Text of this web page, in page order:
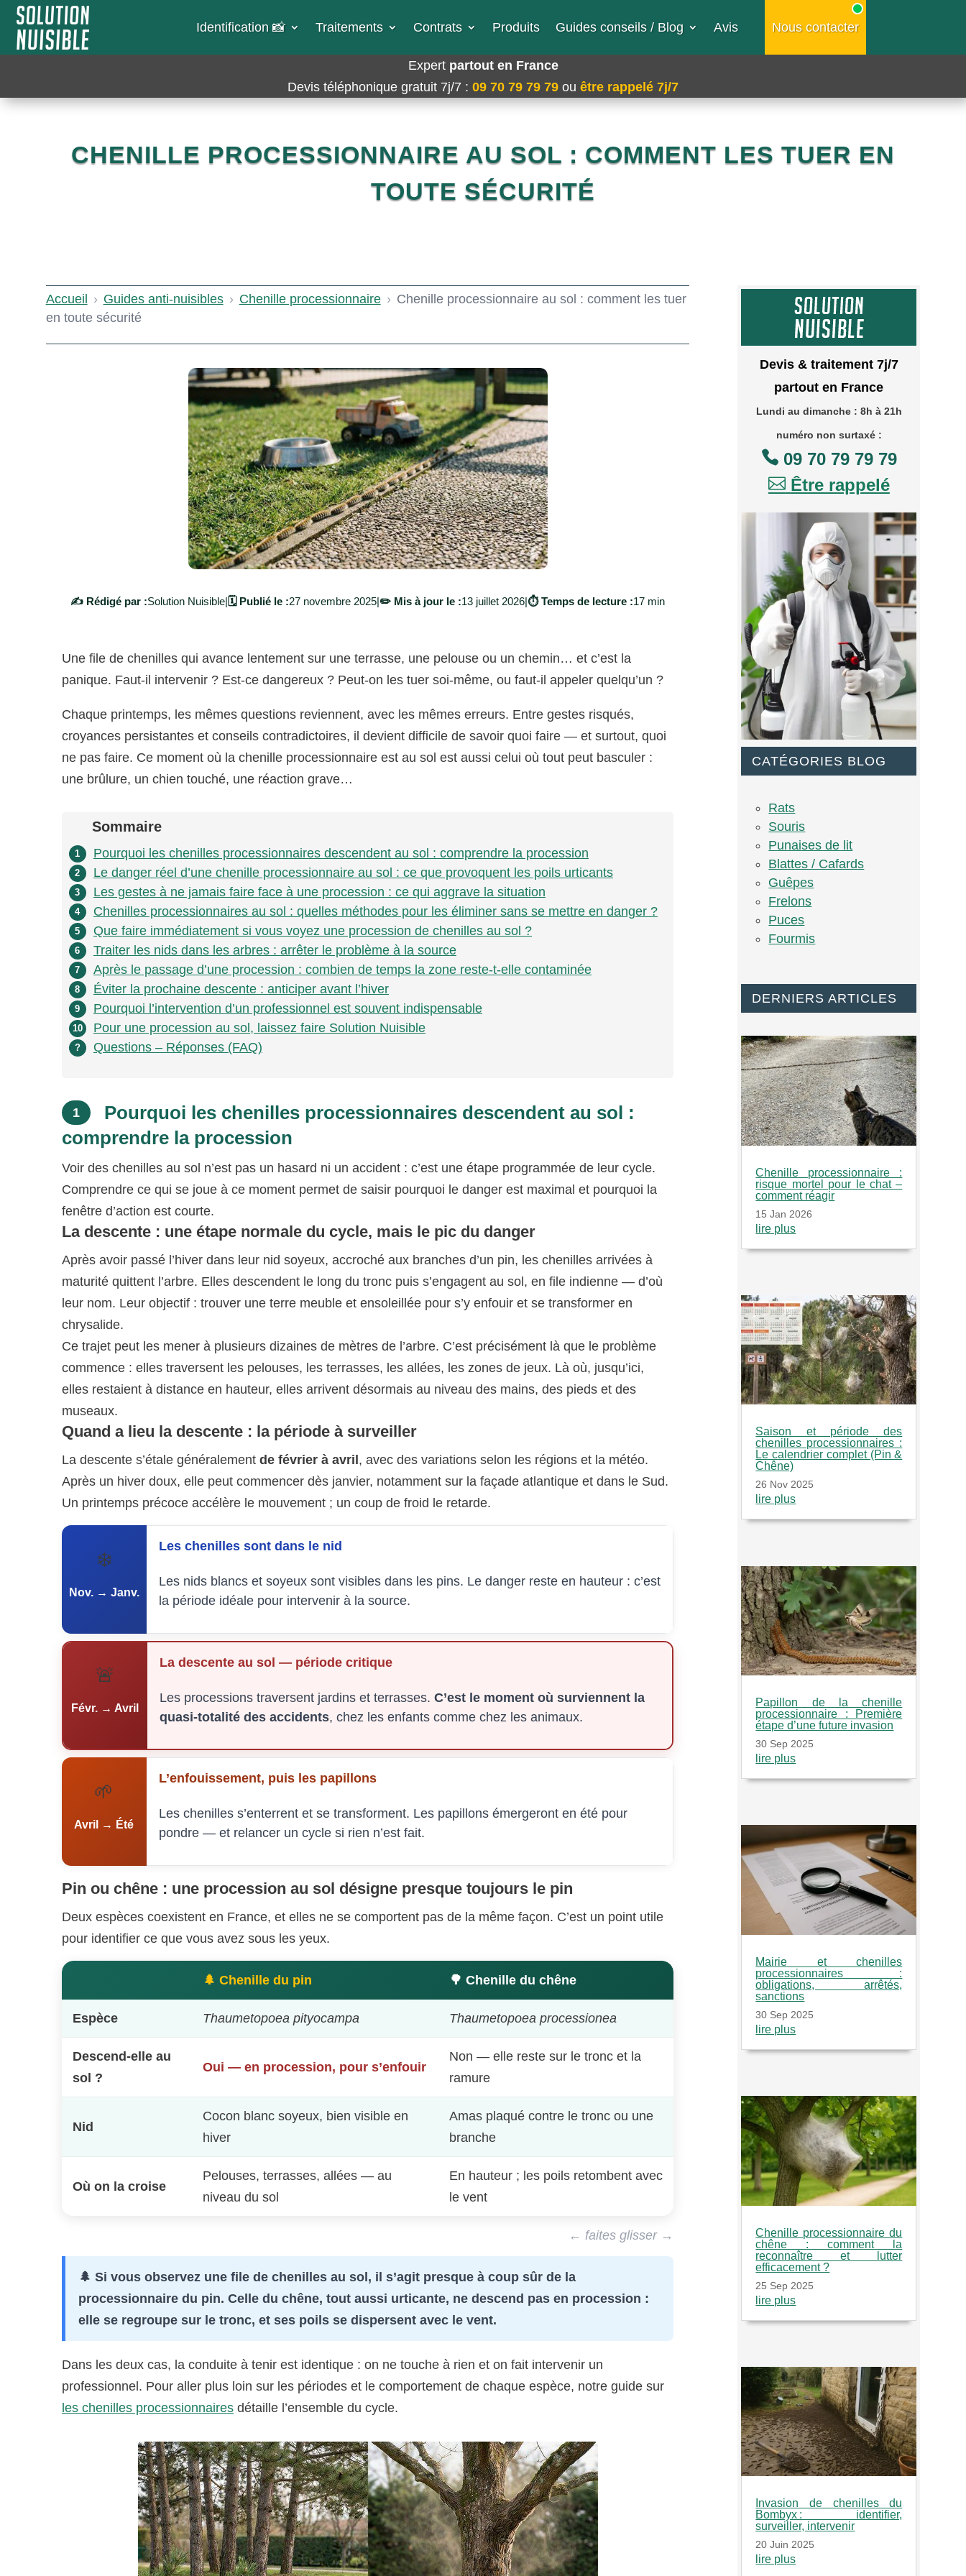
Identification 📸​ Traitements Contrats Produits Guides conseils / Blog Avis Nous contacter
Expert partout en France
Devis téléphonique gratuit 7j/7 : 09 70 79 79 79 ou être rappelé 7j/7
CHENILLE PROCESSIONNAIRE AU SOL : COMMENT LES TUER EN
TOUTE SÉCURITÉ
Accueil › Guides anti-nuisibles › Chenille processionnaire › Chenille processionnaire au sol : comment les tuer
en toute sécurité
✍️ Rédigé par :Solution Nuisible|🗓️ Publié le :27 novembre 2025|✏️ Mis à jour le :13 juillet 2026|⏱️ Temps de lecture :17 min
Une file de chenilles qui avance lentement sur une terrasse, une pelouse ou un chemin… et c’est la
panique. Faut-il intervenir ? Est-ce dangereux ? Peut-on les tuer soi-même, ou faut-il appeler quelqu’un ?
Chaque printemps, les mêmes questions reviennent, avec les mêmes erreurs. Entre gestes risqués,
croyances persistantes et conseils contradictoires, il devient difficile de savoir quoi faire — et surtout, quoi
ne pas faire. Ce moment où la chenille processionnaire est au sol est aussi celui où tout peut basculer :
une brûlure, un chien touché, une réaction grave…
Sommaire
1 Pourquoi les chenilles processionnaires descendent au sol : comprendre la procession
2 Le danger réel d’une chenille processionnaire au sol : ce que provoquent les poils urticants
3 Les gestes à ne jamais faire face à une procession : ce qui aggrave la situation
4 Chenilles processionnaires au sol : quelles méthodes pour les éliminer sans se mettre en danger ?
5 Que faire immédiatement si vous voyez une procession de chenilles au sol ?
6 Traiter les nids dans les arbres : arrêter le problème à la source
7 Après le passage d’une procession : combien de temps la zone reste-t-elle contaminée
8 Éviter la prochaine descente : anticiper avant l’hiver
9 Pourquoi l’intervention d’un professionnel est souvent indispensable
10 Pour une procession au sol, laissez faire Solution Nuisible
? Questions – Réponses (FAQ)
1
Pourquoi les chenilles processionnaires descendent au sol :
comprendre la procession
Voir des chenilles au sol n’est pas un hasard ni un accident : c’est une étape programmée de leur cycle.
Comprendre ce qui se joue à ce moment permet de saisir pourquoi le danger est maximal et pourquoi la
fenêtre d’action est courte.
La descente : une étape normale du cycle, mais le pic du danger
Après avoir passé l’hiver dans leur nid soyeux, accroché aux branches d’un pin, les chenilles arrivées à
maturité quittent l’arbre. Elles descendent le long du tronc puis s’engagent au sol, en file indienne — d’où
leur nom. Leur objectif : trouver une terre meuble et ensoleillée pour s’y enfouir et se transformer en
chrysalide.
Ce trajet peut les mener à plusieurs dizaines de mètres de l’arbre. C’est précisément là que le problème
commence : elles traversent les pelouses, les terrasses, les allées, les zones de jeux. Là où, jusqu’ici,
elles restaient à distance en hauteur, elles arrivent désormais au niveau des mains, des pieds et des
museaux.
Quand a lieu la descente : la période à surveiller
La descente s’étale généralement de février à avril , avec des variations selon les régions et la météo.
Après un hiver doux, elle peut commencer dès janvier, notamment sur la façade atlantique et dans le Sud.
Un printemps précoce accélère le mouvement ; un coup de froid le retarde.
❄️
Nov. → Janv.
Les chenilles sont dans le nid
Les nids blancs et soyeux sont visibles dans les pins. Le danger reste en hauteur : c’est
la période idéale pour intervenir à la source.
🚨
Févr. → Avril
La descente au sol — période critique
Les processions traversent jardins et terrasses.C’est le moment où surviennent la
quasi-totalité des accidents, chez les enfants comme chez les animaux.
🌱
Avril → Été
L’enfouissement, puis les papillons
Les chenilles s’enterrent et se transforment. Les papillons émergeront en été pour
pondre — et relancer un cycle si rien n’est fait.
Pin ou chêne : une procession au sol désigne presque toujours le pin
Deux espèces coexistent en France, et elles ne se comportent pas de la même façon. C’est un point utile
pour identifier ce que vous avez sous les yeux.
🌲 Chenille du pin 🌳 Chenille du chêne
Espèce Thaumetopoea pityocampa Thaumetopoea processionea
Descend-elle au
sol ?
Oui — en procession, pour s’enfouir
Non — elle reste sur le tronc et la
ramure
Nid
Cocon blanc soyeux, bien visible en
hiver
Amas plaqué contre le tronc ou une
branche
Où on la croise
Pelouses, terrasses, allées — au
niveau du sol
En hauteur ; les poils retombent avec
le vent
← faites glisser →
🌲 Si vous observez une file de chenilles au sol, il s’agit presque à coup sûr de la
processionnaire du pin. Celle du chêne, tout aussi urticante, ne descend pas en procession :
elle se regroupe sur le tronc, et ses poils se dispersent avec le vent.
Dans les deux cas, la conduite à tenir est identique : on ne touche à rien et on fait intervenir un
professionnel. Pour aller plus loin sur les périodes et le comportement de chaque espèce, notre guide sur
les chenilles processionnairesdétaille l’ensemble du cycle.
Devis & traitement 7j/7
partout en France
Lundi au dimanche : 8h à 21h
numéro non surtaxé :
09 70 79 79 79
 Être rappelé
CATÉGORIES BLOG
Rats
Souris
Punaises de lit
Blattes / Cafards
Guêpes
Frelons
Puces
Fourmis
DERNIERS ARTICLES
Chenille processionnaire :
risque mortel pour le chat –
comment réagir
15 Jan 2026
lire plus
Saison et période des
chenilles processionnaires :
Le calendrier complet (Pin &
Chêne)
26 Nov 2025
lire plus
Papillon de la chenille
processionnaire : Première
étape d’une future invasion
30 Sep 2025
lire plus
Mairie et chenilles
processionnaires :
obligations, arrêtés,
sanctions
30 Sep 2025
lire plus
Chenille processionnaire du
chêne : comment la
reconnaître et lutter
efficacement ?
25 Sep 2025
lire plus
Invasion de chenilles du
Bombyx : identifier,
surveiller, intervenir
20 Juin 2025
lire plus